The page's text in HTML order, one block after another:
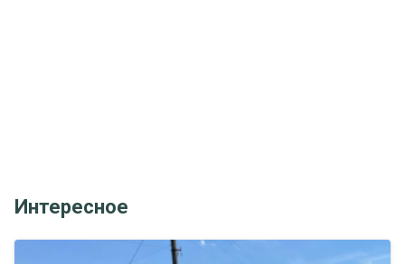
Интересное